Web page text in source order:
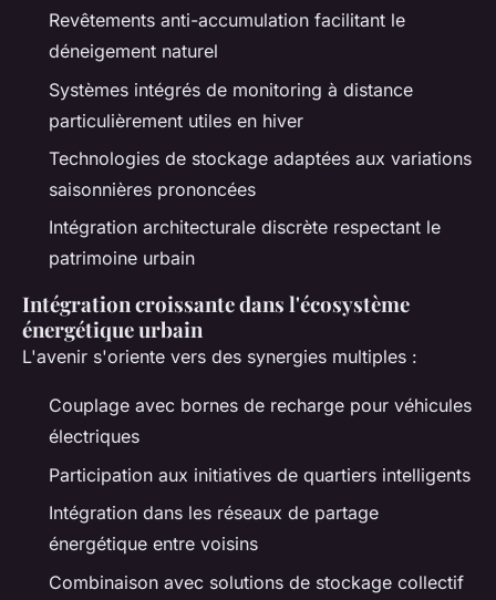
Revêtements anti-accumulation facilitant le
déneigement naturel
Systèmes intégrés de monitoring à distance
particulièrement utiles en hiver
Technologies de stockage adaptées aux variations
saisonnières prononcées
Intégration architecturale discrète respectant le
patrimoine urbain
Intégration croissante dans l'écosystème
énergétique urbain
L'avenir s'oriente vers des synergies multiples :
Couplage avec bornes de recharge pour véhicules
électriques
Participation aux initiatives de quartiers intelligents
Intégration dans les réseaux de partage
énergétique entre voisins
Combinaison avec solutions de stockage collectif